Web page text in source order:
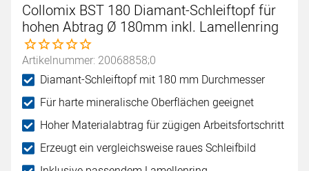
Collomix BST 180 Diamant-Schleiftopf für
hohen Abtrag Ø 180mm inkl. Lamellenring
Noch keine Bewertungen abgegeben
Artikelnummer: 20068858;0
Diamant-Schleiftopf mit 180 mm Durchmesser
Für harte mineralische Oberflächen geeignet
Hoher Materialabtrag für zügigen Arbeitsfortschritt
Erzeugt ein vergleichsweise raues Schleifbild